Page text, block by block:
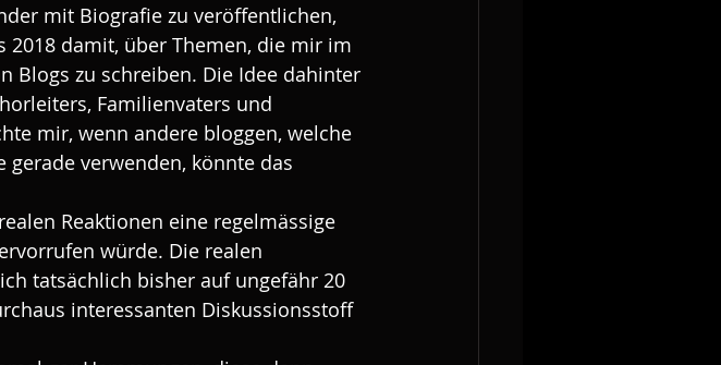
mit Biografie zu veröffentlichen,
2018 damit, über Themen, die mir im
Blogs zu schreiben. Die Idee dahinter
Familienvaters und
mir, wenn andere bloggen, welche
verwenden, könnte das
Reaktionen eine regelmässige
würde. Die realen
tatsächlich bisher auf ungefähr 20
interessanten Diskussionsstoff